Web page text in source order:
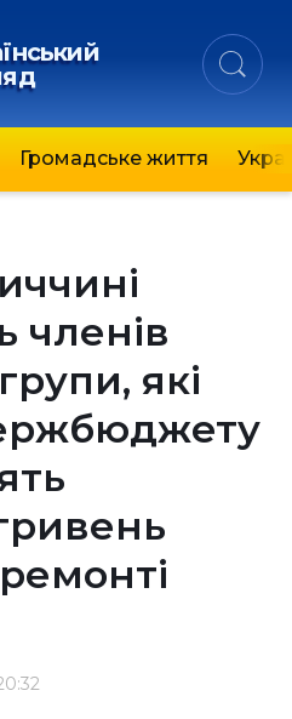
Громадське життя
членів
які